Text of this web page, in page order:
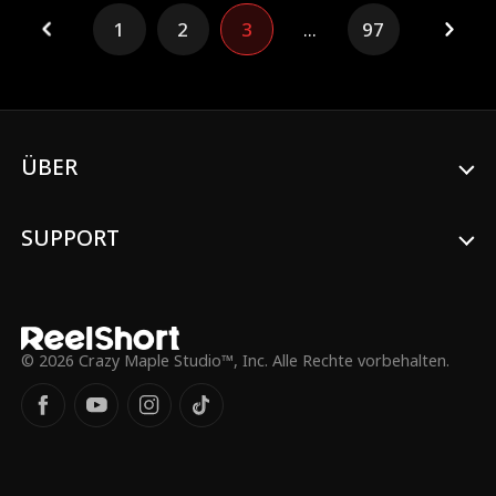
Schluss, startet ihr Glow-up und steht
endlich zu ihren Kurven. Als sie über ihre
Uni-Zukunft lachen, hat Bella einen Plan,
1 2 3 ... 97
ÜBER
SUPPORT
© 2026 Crazy Maple Studio™, Inc. Alle Rechte vorbehalten.